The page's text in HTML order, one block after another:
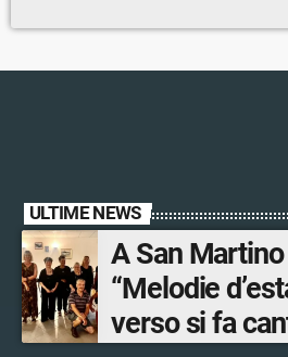
ULTIME NEWS
A San
“Melodie
verso si fa